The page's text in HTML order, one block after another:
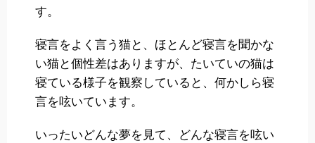
す。
寝言をよく言う猫と、ほとんど寝言を聞かな
い猫と個性差はありますが、たいていの猫は
寝ている様子を観察していると、何かしら寝
言を呟いています。
いったいどんな夢を見て、どんな寝言を呟い